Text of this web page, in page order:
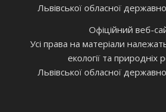
Львівської обласної
Офіційний веб-
Усі права на матеріали
екології та природніх
Львівської обласної